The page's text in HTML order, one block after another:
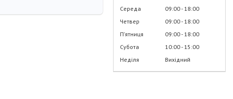
Середа
09:00 18:00
Четвер
09:00 18:00
Пʼятниця
09:00 18:00
Субота
10:00 15:00
Неділя
Вихідний